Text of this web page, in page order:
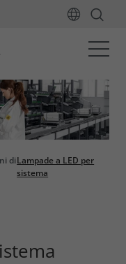
diLampade a LED per
sistema